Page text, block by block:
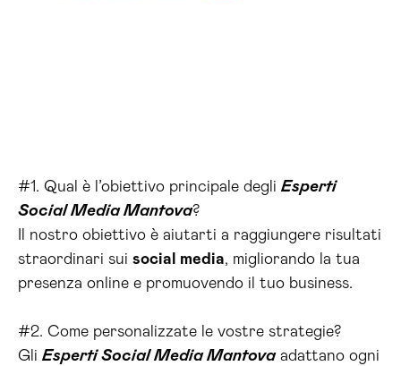
#1. Qual è l’obiettivo principale degli Esperti
Social Media Mantova?
Il nostro obiettivo è aiutarti a raggiungere risultati
straordinari sui social media, migliorando la tua
presenza online e promuovendo il tuo business.
#2. Come personalizzate le vostre strategie?
Gli Esperti Social Media Mantovaadattano ogni